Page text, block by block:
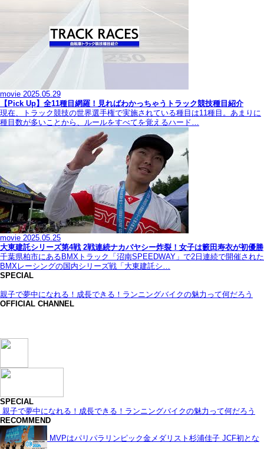
movie 2025.05.29
【Pick Up】全11種目網羅！見ればわかっちゃうトラック競技種目紹介
現在、トラック競技の世界選手権で実施されている種目は11種目。あまりに
種目数が多いことから、ルールをすべてを覚えるハード…
movie 2025.05.25
大東建託シリーズ第4戦 2戦連続ナカバヤシー炸裂！女子は籔田寿衣が初優勝
千葉県柏市にあるBMXトラック「沼南SPEEDWAY」で2日連続で開催された
BMXレーシングの国内シリーズ戦「大東建託シ…
SPECIAL
親子で夢中になれる！成長できる！ランニングバイクの魅力って何だろう
OFFICIAL CHANNEL
SPECIAL
親子で夢中になれる！成長できる！ランニングバイクの魅力って何だろう
RECOMMEND
MVPはパリパラリンピック金メダリスト杉浦佳子 JCF初とな